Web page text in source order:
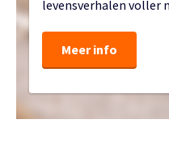
levensverhalen voller
Meer info